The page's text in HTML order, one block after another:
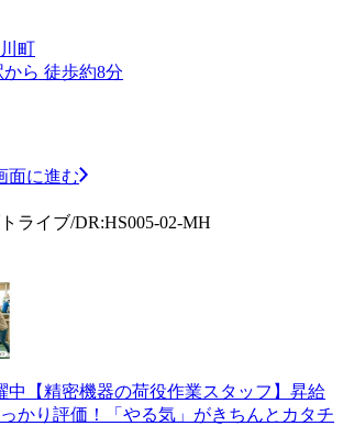
町
ら 徒歩約8分
面に進む
ライブ/DR:HS005-02-MH
中【精密機器の荷役作業スタッフ】昇給
かり評価！「やる気」がきちんとカタチ